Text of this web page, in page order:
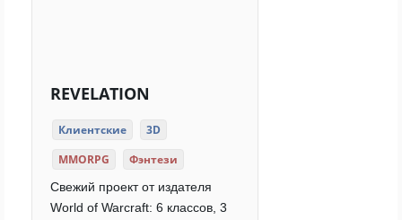
REVELATION
Клиентские
3D
MMORPG
Фэнтези
Свежий проект от издателя
World of Warcraft: 6 классов, 3